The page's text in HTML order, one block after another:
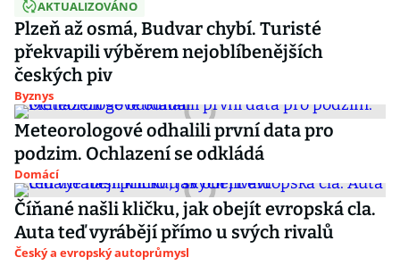
AKTUALIZOVÁNO
Plzeň až osmá, Budvar chybí. Turisté
překvapili výběrem nejoblíbenějších
českých piv
Byznys
Meteorologové odhalili první data pro
podzim. Ochlazení se odkládá
Domácí
Číňané našli kličku, jak obejít evropská cla.
Auta teď vyrábějí přímo u svých rivalů
Český a evropský autoprůmysl